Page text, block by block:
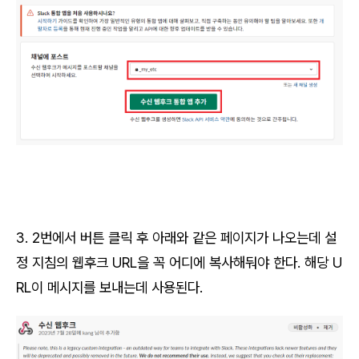
3. 2번에서 버튼 클릭 후 아래와 같은 페이지가 나오는데 설
정 지침의 웹후크 URL을 꼭 어디에 복사해둬야 한다. 해당 U
RL이 메시지를 보내는데 사용된다.